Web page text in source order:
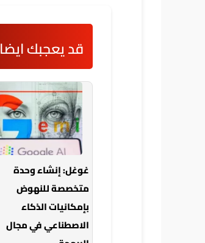
قد يعجبك ايضا
غوغل: إنشاء وحدة
متخصصة للنهوض
بإمكانيات الذكاء
الاصطناعي في مجال